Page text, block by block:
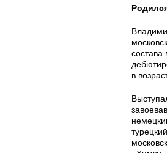
состава
в